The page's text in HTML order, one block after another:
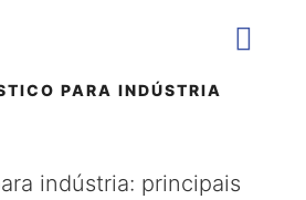
PARA INDÚSTRIA
indústria: principais